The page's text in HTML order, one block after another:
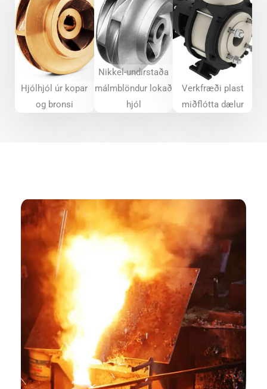
Hjólhjól úr kopar
og bronsi
Nikkel-undirstaða
málmblöndur lokað
hjól
Verkfræði plast
miðflótta dælur